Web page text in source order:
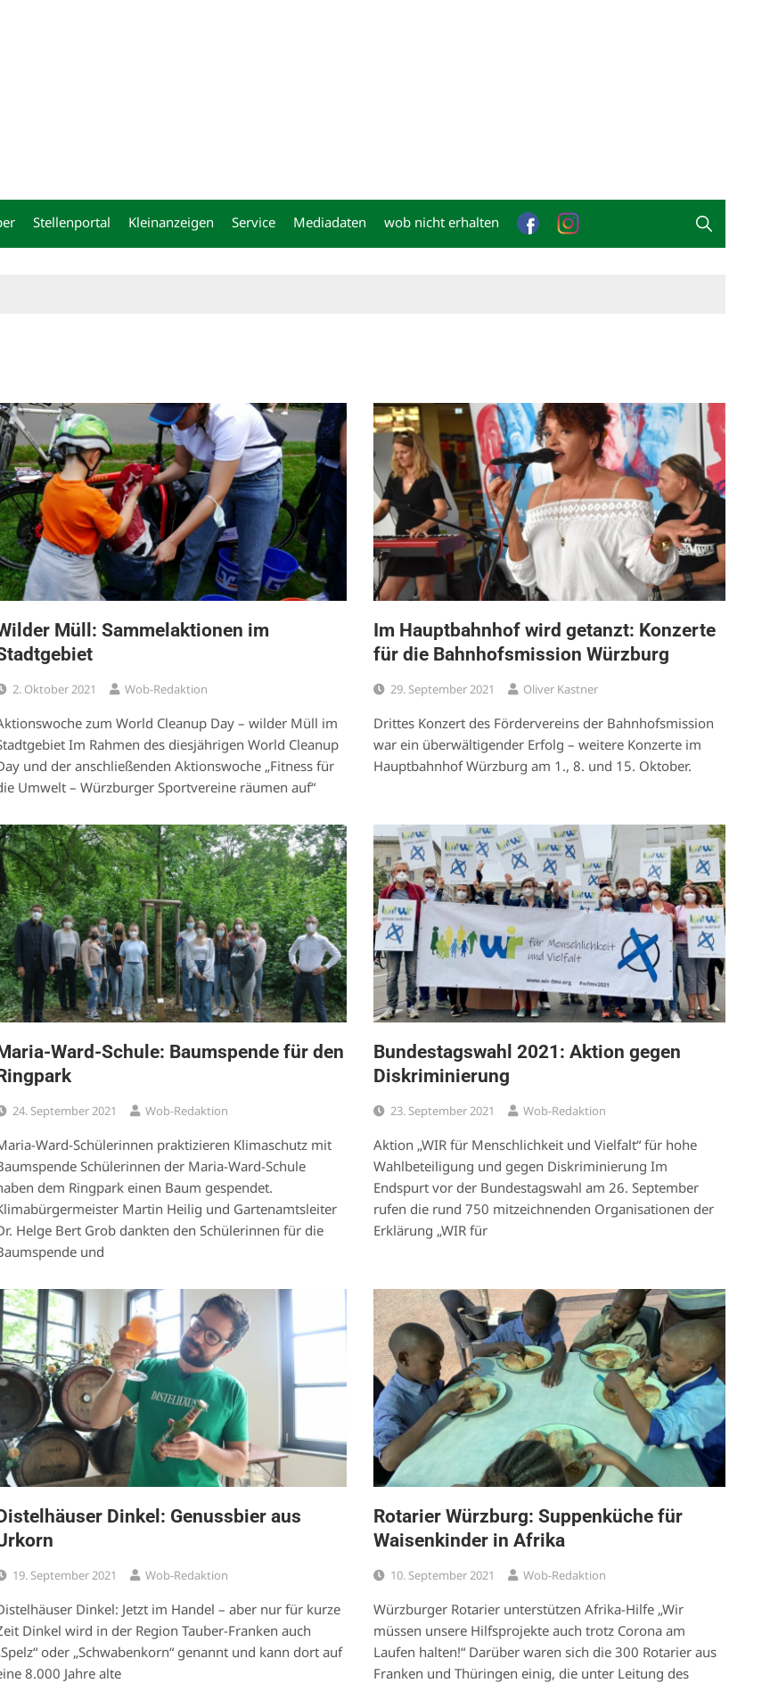
Stellenportal Kleinanzeigen Service Mediadaten wob nicht erhalten
Müll: Sammelaktionen im
2. Oktober 2021 Wob-Redaktion
zum World Cleanup Day – wilder Müll im
Im Rahmen des diesjährigen World Cleanup
und der anschließenden Aktionswoche „Fitness für
Umwelt – Würzburger Sportvereine räumen auf“
Im Hauptbahnhof wird getanzt: Konzerte
für die Bahnhofsmission Würzburg
29. September 2021 Oliver Kastner
Drittes Konzert des Fördervereins der Bahnhofsmission
war ein überwältigender Erfolg – weitere Konzerte im
Hauptbahnhof Würzburg am 1., 8. und 15. Oktober.
Ward-Schule: Baumspende für den
24. September 2021 Wob-Redaktion
Ward-Schülerinnen praktizieren Klimaschutz mit
Schülerinnen der Maria-Ward-Schule
dem Ringpark einen Baum gespendet.
Martin Heilig und Gartenamtsleiter
Helge Bert Grob dankten den Schülerinnen für die
und
Bundestagswahl 2021: Aktion gegen
Diskriminierung
23. September 2021 Wob-Redaktion
Aktion „WIR für Menschlichkeit und Vielfalt“ für hohe
Wahlbeteiligung und gegen Diskriminierung Im
Endspurt vor der Bundestagswahl am 26. September
rufen die rund 750 mitzeichnenden Organisationen der
Erklärung „WIR für
Dinkel: Genussbier aus
19. September 2021 Wob-Redaktion
Dinkel: Jetzt im Handel – aber nur für kurze
Dinkel wird in der Region Tauber-Franken auch
oder „Schwabenkorn“ genannt und kann dort auf
8.000 Jahre alte
Rotarier Würzburg: Suppenküche für
Waisenkinder in Afrika
10. September 2021 Wob-Redaktion
Würzburger Rotarier unterstützen Afrika-Hilfe „Wir
müssen unsere Hilfsprojekte auch trotz Corona am
Laufen halten!“ Darüber waren sich die 300 Rotarier aus
Franken und Thüringen einig, die unter Leitung des